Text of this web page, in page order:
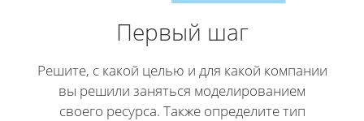
Первый шаг
Решите, с какой целью и для какой компании
вы решили заняться моделированием
своего ресурса. Также определите тип